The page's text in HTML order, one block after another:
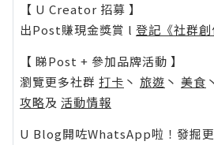
【 U Creator 招募 】
出Post賺現金獎賞 l 登記《社群創
【 睇Post + 參加品牌活動 】
瀏覽更多社群 打卡 丶 旅遊 丶 美食 丶
攻略及 活動情報
U Blog開咗WhatsApp啦！發掘更